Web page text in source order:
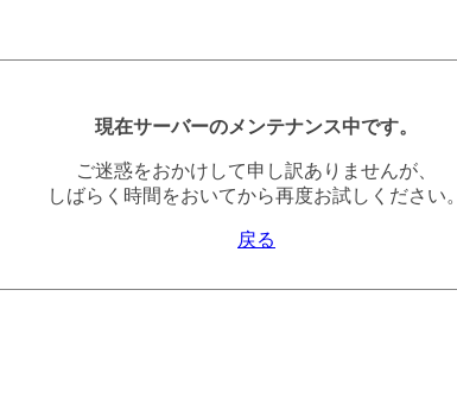
現在サーバーのメンテナンス中です。
ご迷惑をおかけして申し訳ありませんが、
しばらく時間をおいてから再度お試しください。
戻る